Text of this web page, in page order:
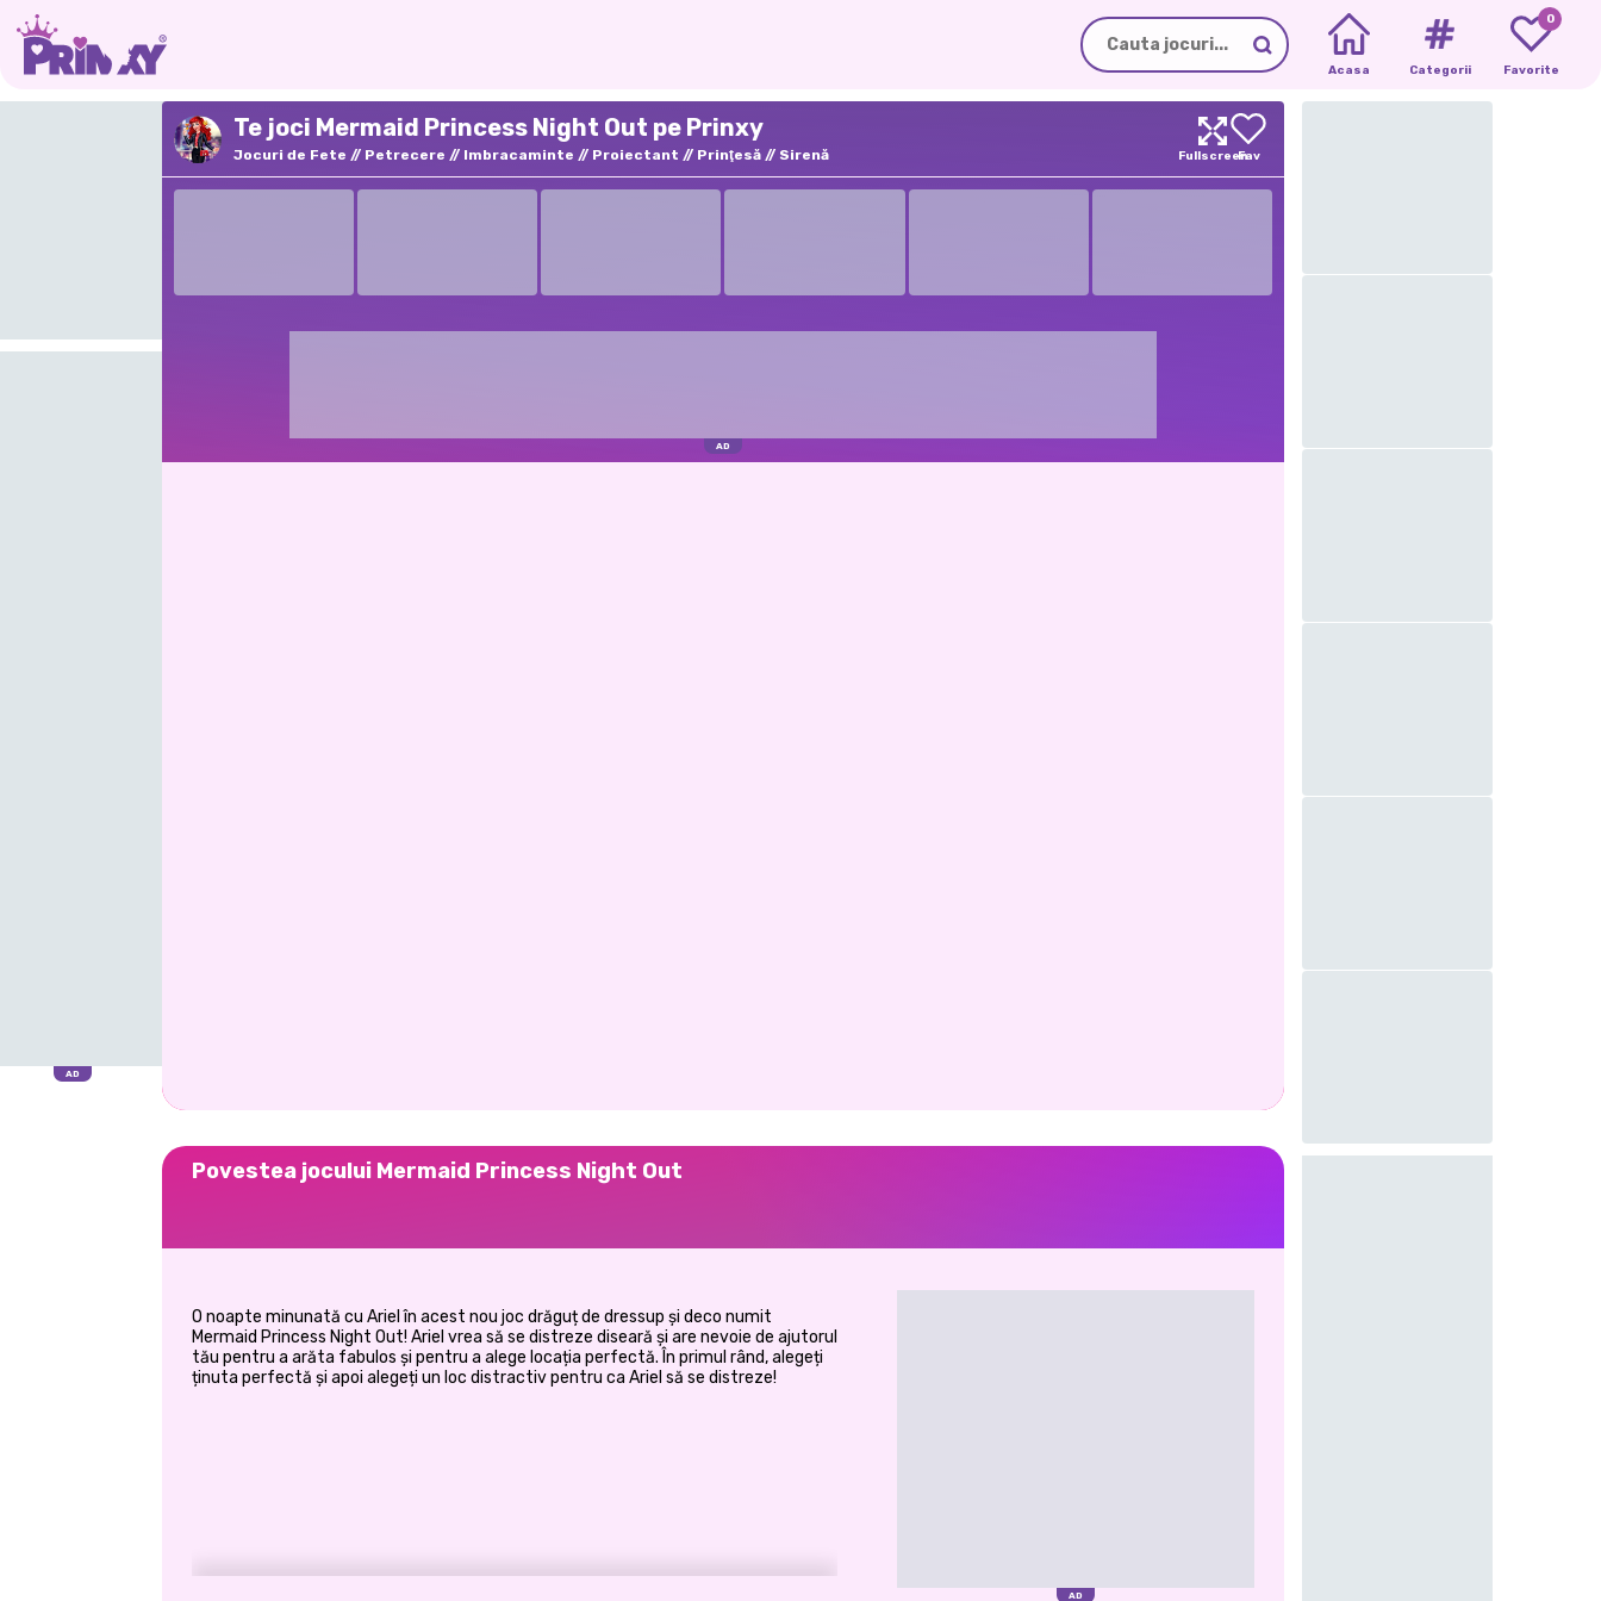
Acasa Categorii
0
Favorite
Te joci Mermaid Princess Night Out pe Prinxy
Jocuri de Fete Petrecere Imbracaminte Proiectant Prinţesă Sirenă
Povestea jocului Mermaid Princess Night Out
O noapte minunată cu Ariel în acest nou joc drăguț de dressup și deco numit
Mermaid Princess Night Out! Ariel vrea să se distreze diseară și are nevoie de ajutorul
tău pentru a arăta fabulos și pentru a alege locația perfectă. În primul rând, alegeți
ținuta perfectă și apoi alegeți un loc distractiv pentru ca Ariel să se distreze!